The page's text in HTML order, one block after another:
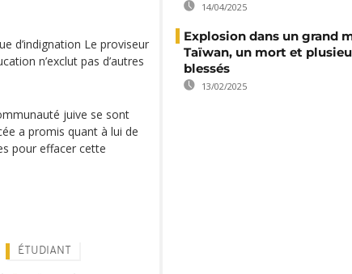
d’indignation Le proviseur
n’exclut pas d’autres
juive se sont
a promis quant à lui de
pour effacer cette
ÉTUDIANT
14/04/2025
Explosion dans un grand
Taïwan, un mort et
blessés
13/02/2025